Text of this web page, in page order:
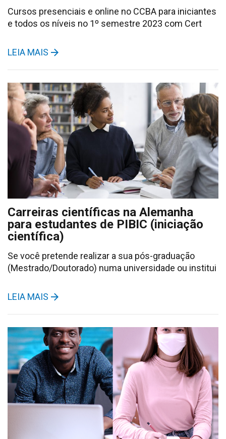
Cursos presenciais e online no CCBA para iniciantes
e todos os níveis no 1º semestre 2023 com Cert
LEIA MAIS
Carreiras científicas na Alemanha
para estudantes de PIBIC (iniciação
científica)
Se você pretende realizar a sua pós-graduação
(Mestrado/Doutorado) numa universidade ou institui
LEIA MAIS